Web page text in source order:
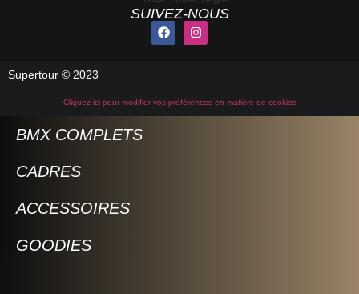
SUIVEZ-NOUS
Supertour © 2023
Cliquez-ici pour modifier vos préférences en matière de cookies
BMX COMPLETS
CADRES
ACCESSOIRES
GOODIES